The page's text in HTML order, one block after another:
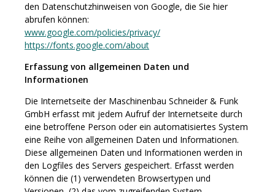
den Datenschutzhinweisen von Google, die Sie hier
abrufen können:
www.google.com/policies/privacy/
https://fonts.google.com/about
Erfassung von allgemeinen Daten und
Informationen
Die Internetseite der Maschinenbau Schneider & Funk
GmbH erfasst mit jedem Aufruf der Internetseite durch
eine betroffene Person oder ein automatisiertes System
eine Reihe von allgemeinen Daten und Informationen.
Diese allgemeinen Daten und Informationen werden in
den Logfiles des Servers gespeichert. Erfasst werden
können die (1) verwendeten Browsertypen und